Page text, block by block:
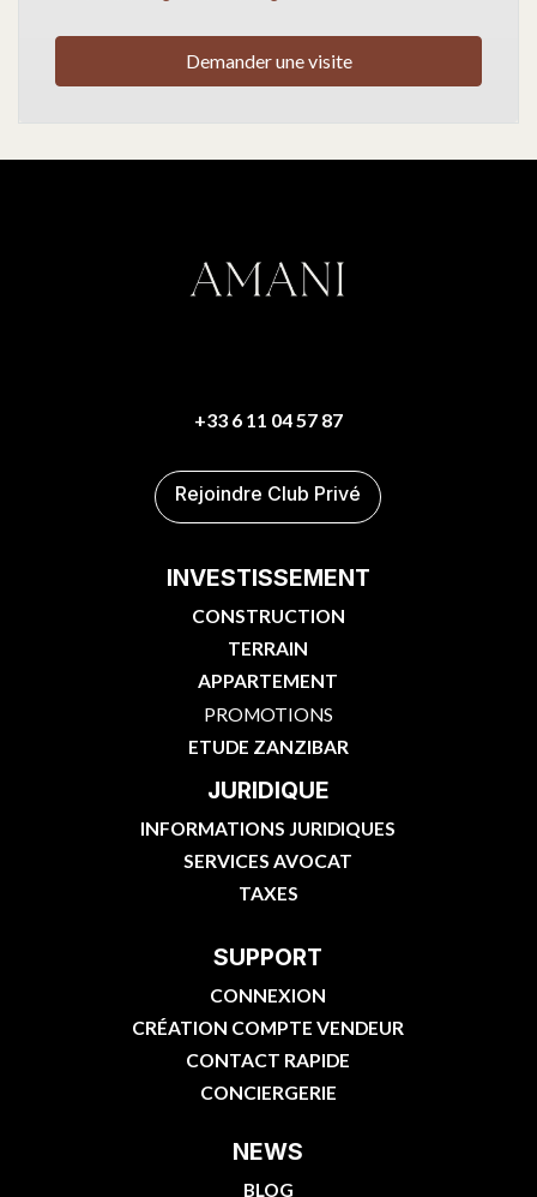
Demander une visite
+33 6 11 04 57 87
Rejoindre Club Privé
INVESTISSEMENT
CONSTRUCTION
TERRAIN
APPARTEMENT
PROMOTIONS
ETUDE ZANZIBAR
JURIDIQUE
INFORMATIONS JURIDIQUES
SERVICES AVOCAT
TAXES
SUPPORT
CONNEXION
CRÉATION COMPTE VENDEUR
CONTACT RAPIDE
CONCIERGERIE
NEWS
BLOG